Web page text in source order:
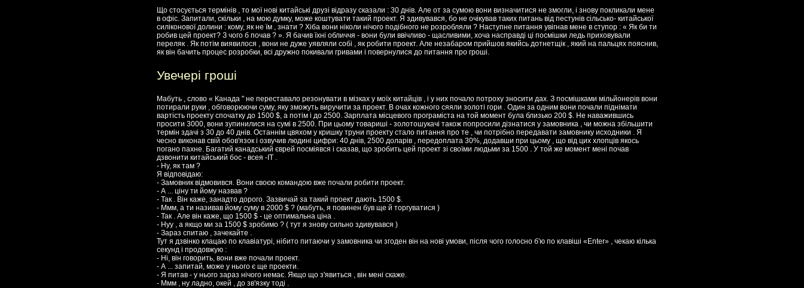
Що стосується термінів , то мої нові китайські друзі відразу сказали : 30 днів. Але от за сумою вони визначитися не змогли, і знову покликали мене
в офіс. Запитали, скільки , на мою думку, може коштувати такий проект. Я здивувався, бо не очікував таких питань від пестунів сільсько- китайської
силіконової долини : кому, як не їм , знати ? Хіба вони ніколи нічого подібного не розробляли ? Наступне питання увігнав мене в ступор : « Як би ти
робив цей проект? З чого б почав ? ». Я бачив їхні обличчя - вони були ввічливо - щасливими, хоча насправді ці посмішки ледь приховували
переляк . Як потім виявилося , вони не дуже уявляли собі , як робити проект. Але незабаром прийшов якийсь дотнетщік , який на пальцях пояснив,
як він бачить процес розробки, всі дружно покивали гривами і повернулися до питання про гроші.
Увечері гроші
Мабуть , слово « Канада " не переставало резонувати в мізках у моїх китайців , і у них почало потроху зносити дах. З посмішками мільйонерів вони
потирали руки , обговорюючи суму, яку зможуть виручити за проект. В очах кожного сяяли золоті гори . Один за одним вони почали піднімати
вартість проекту спочатку до 1500 $, а потім і до 2500. Зарплата місцевого програміста на той момент була близько 200 $. Не наважившись
просити 3000, вони зупинилися на сумі в 2500. При цьому товариші - золотошукачі також попросили дізнатися у замовника , чи можна збільшити
термін здачі з 30 до 40 днів. Останнім цвяхом у кришку труни проекту стало питання про те , чи потрібно передавати замовнику исходники . Я
чесно виконав свій обов'язок і озвучив людині цифри: 40 днів, 2500 доларів , передоплата 30%, додавши при цьому , що від цих хлопців якось
погано пахне. Багатий канадський єврей посміявся і сказав, що зробить цей проект зі своїми людьми за 1500 . У той же момент мені почав
дзвонити китайський бос - всея -IT .
- Ну, як там ?
Я відповідаю:
- Замовник відмовився. Вони своєю командою вже почали робити проект.
- А ... ціну ти йому назвав ?
- Так . Він каже, занадто дорого. Зазвичай за такий проект дають 1500 $.
- Ммм, а ти називав йому суму в 2000 $ ? (мабуть, я повинен був ще й торгуватися )
- Так . Але він каже, що 1500 $ - це оптимальна ціна .
- Нуу , а якщо ми за 1500 $ зробимо ? ( тут я знову сильно здивувався )
- Зараз спитаю , зачекайте .
Тут я дзвінко клацаю по клавіатурі, нібито питаючи у замовника чи згоден він на нові умови, після чого голосно б'ю по клавіші «Enter» , чекаю кілька
секунд і продовжую :
- Ні, він говорить, вони вже почали проект.
- А ... запитай, може у нього є ще проекти.
- Я питав - у нього зараз нічого немає. Якщо що з'явиться , він мені скаже.
- Ммм , ну ладно, окей , до зв'язку тоді .